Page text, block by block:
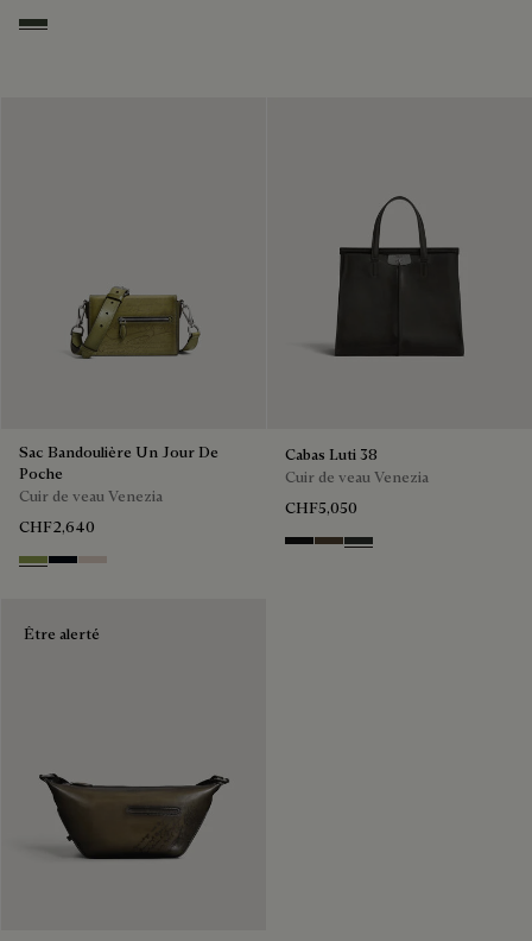
Smoked Green
Sac Bandoulière Un Jour De
Poche
Cuir de veau Venezia
CHF2,640
WillowAtlantide
Gris
Cabas Luti 38
Cuir de veau Venezia
CHF5,050
NERO GRIGIO
AlbaVerbena
Être alerté